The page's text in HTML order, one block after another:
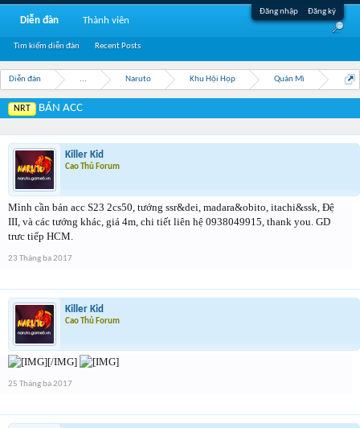
Đăng nhập Đăng ký
Diễn đàn ... Naruto Khu Hội Họp Quán Mì
NRT BÁN ACC
Killer Kid
Cao Thủ Forum
Mình cần bán acc S23 2cs50, tướng ssr&dei, madara&obito, itachi&ssk, Đệ
III, và các tướng khác, giá 4m, chi tiết liên hệ 0938049915, thank you. GD
trưc tiếp HCM.
23 Tháng ba 2017
Killer Kid
Cao Thủ Forum
[/IMG]
25 Tháng ba 2017
Diễn đàn
Tìm kiếm diễn đàn Recent Posts
Thành viên